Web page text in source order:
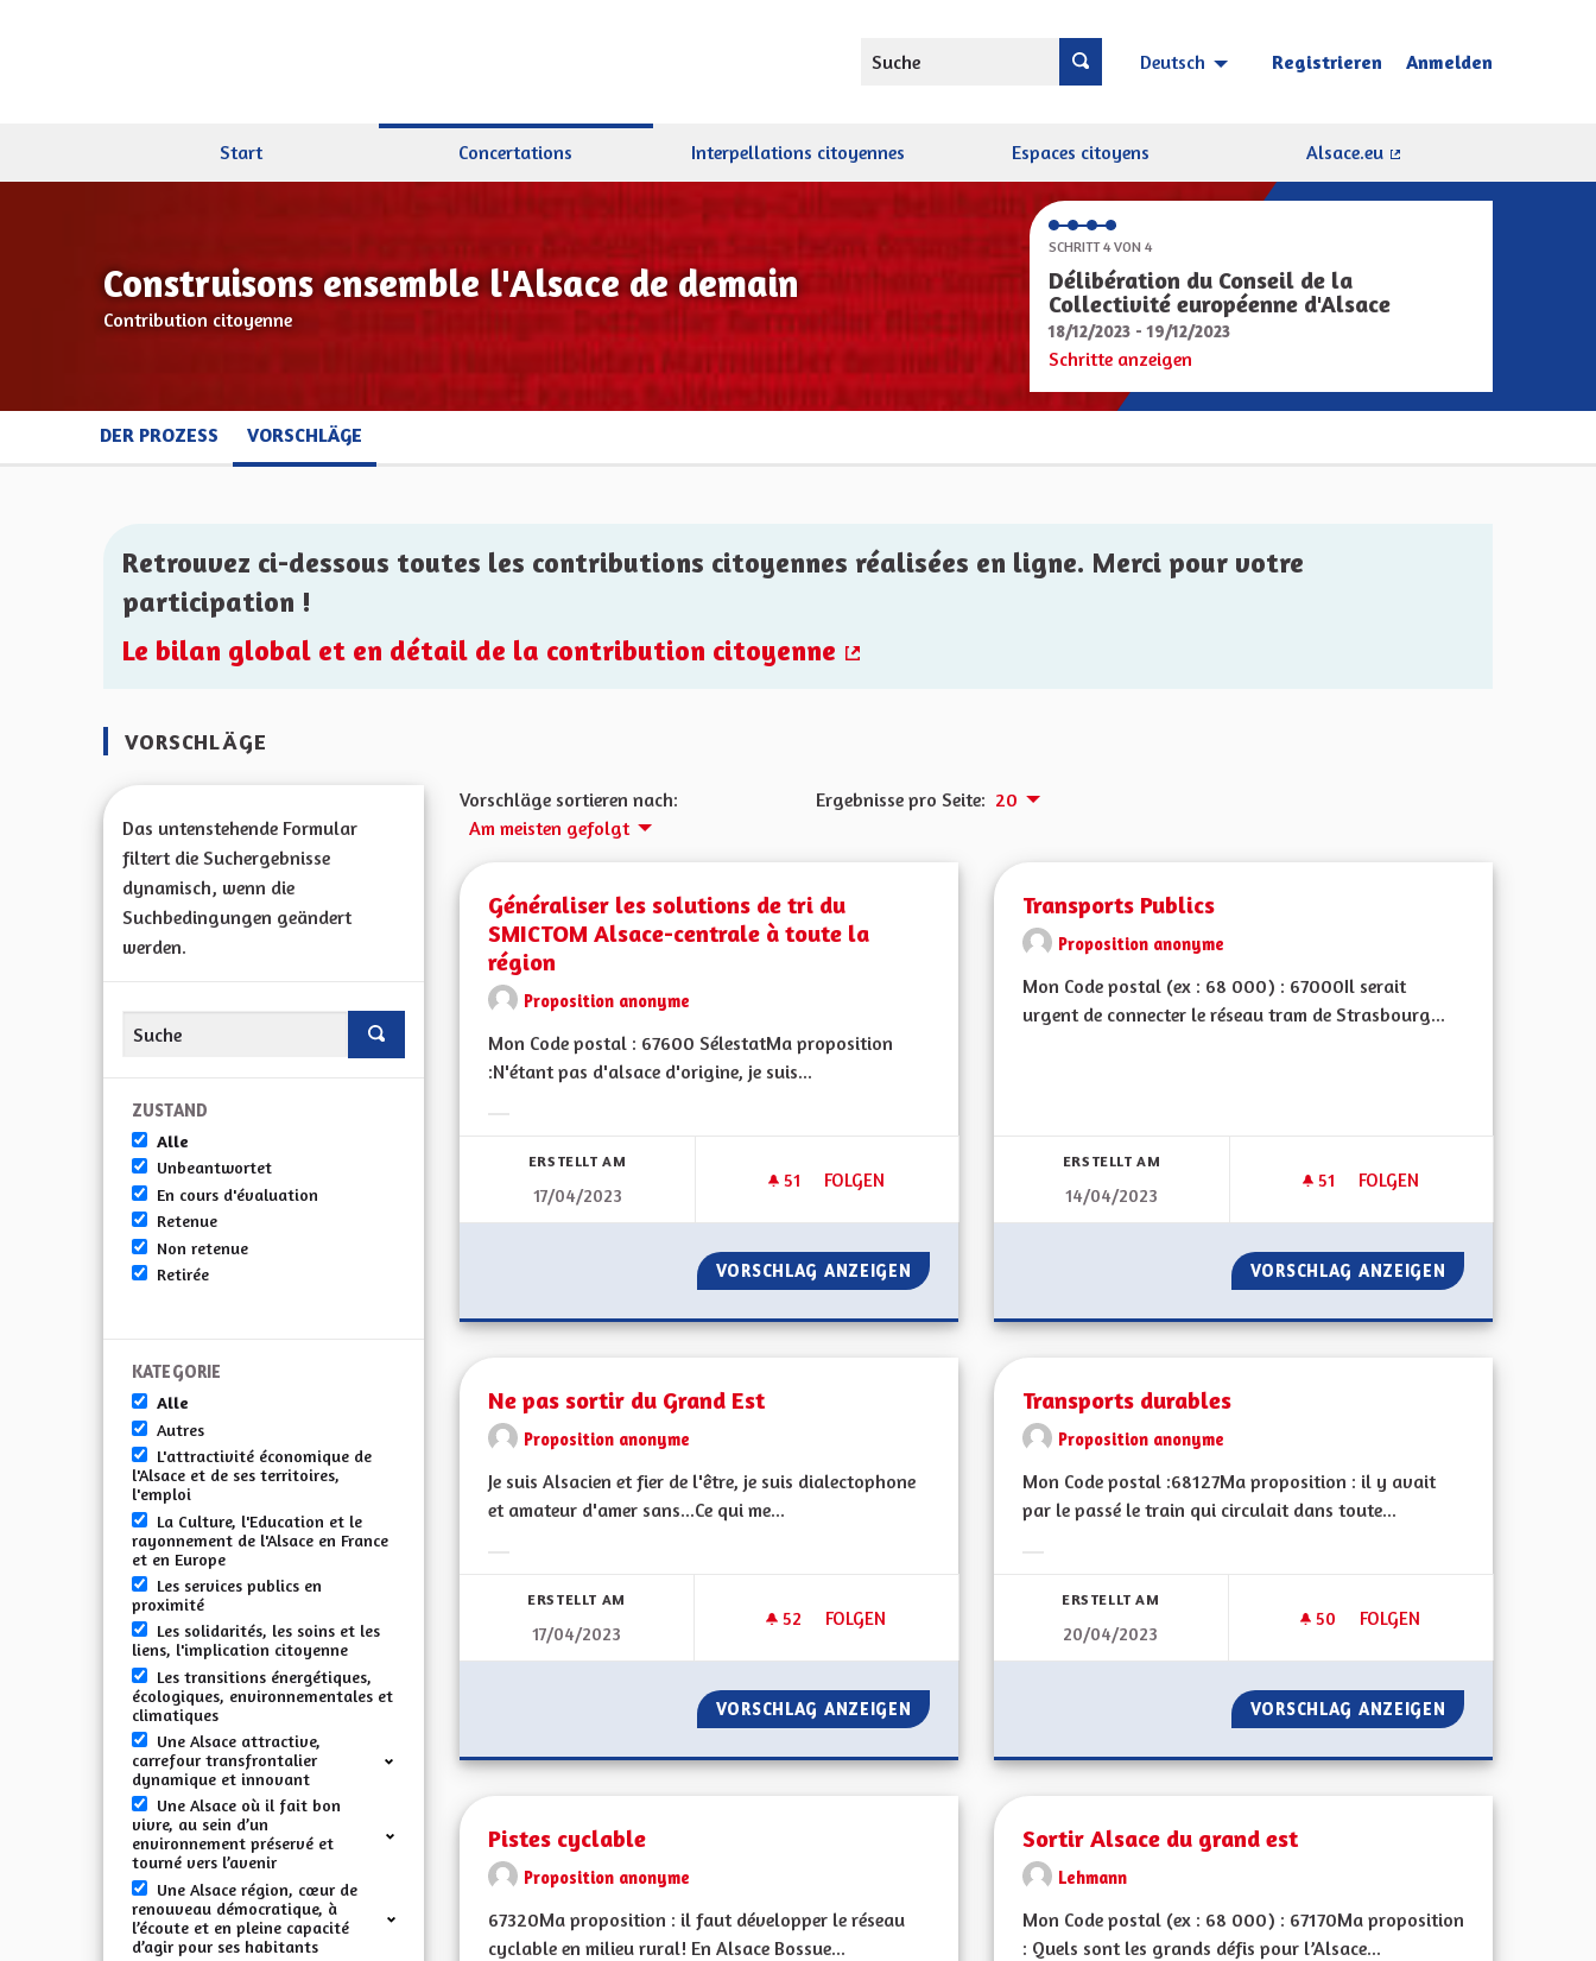
Suche Deutsch Choisir la langue Sprache wählen
Registrieren Anmelden
Start Concertations Interpellations citoyennes Espaces citoyens
Alsace.eu
Construisons ensemble l'Alsace de demain
Contribution citoyenne
SCHRITT 4 VON 4
Délibération du Conseil de la
Collectivité européenne d'Alsace
18/12/2023 - 19/12/2023
Schritte anzeigen
DER PROZESS VORSCHLÄGE
Retrouvez ci-dessous toutes les contributions citoyennes réalisées en ligne. Merci pour votre
participation !
Le bilan global et en détail de la contribution citoyenne
VORSCHLÄGE
Das untenstehende Formular
filtert die Suchergebnisse
dynamisch, wenn die
Suchbedingungen geändert
werden.
ZUSTAND
Alle
Unbeantwortet
En cours d'évaluation
Retenue
Non retenue
Retirée
KATEGORIE
Alle
Autres
L'attractivité économique de
l'Alsace et de ses territoires,
l'emploi
La Culture, l'Education et le
rayonnement de l'Alsace en France
et en Europe
Les services publics en
proximité
Les solidarités, les soins et les
liens, l'implication citoyenne
Les transitions énergétiques,
écologiques, environnementales et
climatiques
Une Alsace attractive,
carrefour transfrontalier
dynamique et innovant
Une Alsace où il fait bon
vivre, au sein d’un
environnement préservé et
tourné vers l’avenir
Une Alsace région, cœur de
renouveau démocratique, à
l’écoute et en pleine capacité
d’agir pour ses habitants
Vorschläge sortieren nach:
Am meisten gefolgt
Ergebnisse pro Seite: 20
Généraliser les solutions de tri du
SMICTOM Alsace-centrale à toute la
région
Proposition anonyme
Mon Code postal : 67600 SélestatMa proposition
:N'étant pas d'alsace d'origine, je suis...
ERSTELLT AM
17/04/2023
51 51 FOLLOWER
FOLGEN
GÉNÉRALISER LES SOLUTIONS DE TRI DU SMICTOM ALSACE-CENTRALE À TOUTE LA RÉGION
VORSCHLAG ANZEIGEN GÉNÉRALISER LES SOLUTIONS DE TRI DU SMICTOM ALSACE-CENTRALE À TOUTE
Transports Publics
Proposition anonyme
Mon Code postal (ex : 68 000) : 67000Il serait
urgent de connecter le réseau tram de Strasbourg...
ERSTELLT AM
14/04/2023
51 51 FOLLOWER
FOLGEN
TRANSPORTS PUBLICS
VORSCHLAG ANZEIGEN TRANSPORTS
Ne pas sortir du Grand Est
Proposition anonyme
Je suis Alsacien et fier de l'être, je suis dialectophone
et amateur d'amer sans...Ce qui me...
ERSTELLT AM
17/04/2023
52 52 FOLLOWER
FOLGEN
NE PAS SORTIR DU GRAND EST
VORSCHLAG ANZEIGEN NE PAS SORTIR DU GRAND EST
Transports durables
Proposition anonyme
Mon Code postal :68127Ma proposition : il y avait
par le passé le train qui circulait dans toute...
ERSTELLT AM
20/04/2023
50 50 FOLLOWER
FOLGEN
TRANSPORTS DURABLES
VORSCHLAG ANZEIGEN TRANSPORTS
Pistes cyclable
Proposition anonyme
67320Ma proposition : il faut développer le réseau
cyclable en milieu rural! En Alsace Bossue...
Sortir Alsace du grand est
Lehmann
Mon Code postal (ex : 68 000) : 67170Ma proposition
: Quels sont les grands défis pour l’Alsace...